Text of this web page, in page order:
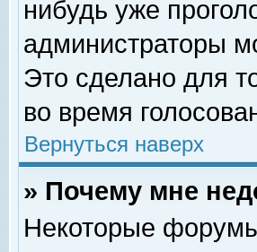
нибудь уже
администраторы
Это сделано для
во время
Вернуться наверх
» Почему мне
Некоторые